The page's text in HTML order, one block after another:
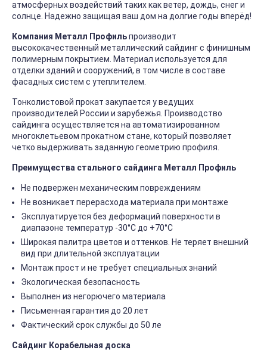
атмосферных воздействий таких как ветер, дождь, снег и
солнце. Надежно защищая ваш дом на долгие годы вперёд!
Компания Металл Профильпроизводит
высококачественный металлический сайдинг с финишным
полимерным покрытием. Материал используется для
отделки зданий и сооружений, в том числе в составе
фасадных систем с утеплителем.
Тонколистовой прокат закупается у ведущих
производителей России и зарубежья. Производство
сайдинга осуществляется на автоматизированном
многоклетьевом прокатном стане, который позволяет
четко выдерживать заданную геометрию профиля.
Преимущества стального сайдинга Металл Профиль
Не подвержен механическим повреждениям
Не возникает перерасхода материала при монтаже
Эксплуатируется без деформаций поверхности в
диапазоне температур -30°C до +70°C
Широкая палитра цветов и оттенков. Не теряет внешний
вид при длительной эксплуатации
Монтаж прост и не требует специальных знаний
Экологическая безопасность
Выполнен из негорючего материала
Письменная гарантия до 20 лет
Фактический срок службы до 50 ле
Сайдинг Корабельная доска